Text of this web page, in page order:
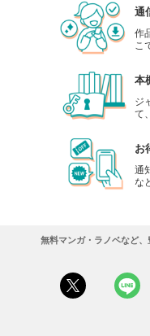
通
作
こ
本
ジ
て
お
通
な
無料マンガ・ラノベなど